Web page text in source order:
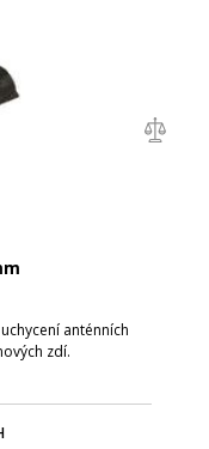
anténních
zdí.